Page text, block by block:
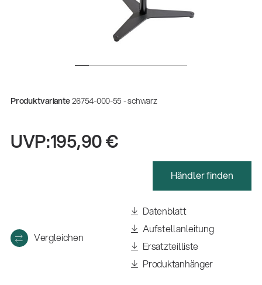
Fachkraft für Metalltechnik Ausbildung
(m/w/d)
Ausbildung | freie Ausbildungsstellen
Produktvariante26754-000-55 - schwarz
UVP:195,90 €
Händler finden
Vergleichen
Datenblatt
Aufstellanleitung
Ersatzteilliste
Produktanhänger